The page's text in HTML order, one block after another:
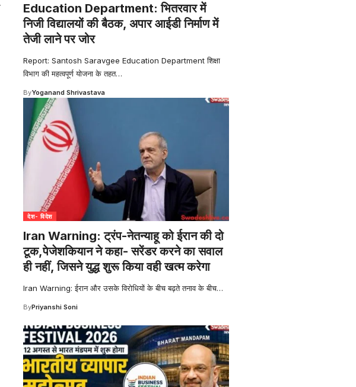
Education Department: भितरवार में
निजी विद्यालयों की बैठक, अपार आईडी निर्माण में
तेजी लाने पर जोर
Report: Santosh Saravgee Education Department शिक्षा
विभाग की महत्वपूर्ण योजना के तहत…
ByYoganand Shrivastava
देश- विदेश
Iran Warning: ट्रंप-नेतन्याहू को ईरान की दो
टूक,पेजेशकियान ने कहा- सरेंडर करने का सवाल
ही नहीं, जिसने युद्ध शुरू किया वही खत्म करेगा
Iran Warning: ईरान और उसके विरोधियों के बीच बढ़ते तनाव के बीच…
ByPriyanshi Soni